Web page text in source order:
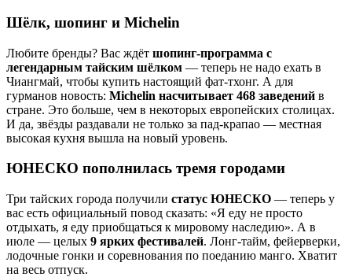
Шёлк, шопинг и Michelin
Любите бренды? Вас ждёт шопинг-программа с
легендарным тайским шёлком — теперь не надо ехать в
Чиангмай, чтобы купить настоящий фат-тхонг. А для
гурманов новость: Michelin насчитывает 468 заведений в
стране. Это больше, чем в некоторых европейских столицах.
И да, звёзды раздавали не только за пад-крапао — местная
высокая кухня вышла на новый уровень.
ЮНЕСКО пополнилась тремя городами
Три тайских города получили статус ЮНЕСКО — теперь у
вас есть официальный повод сказать: «Я еду не просто
отдыхать, я еду приобщаться к мировому наследию». А в
июле — целых 9 ярких фестивалей. Лонг-тайм, фейерверки,
лодочные гонки и соревнования по поеданию манго. Хватит
на весь отпуск.